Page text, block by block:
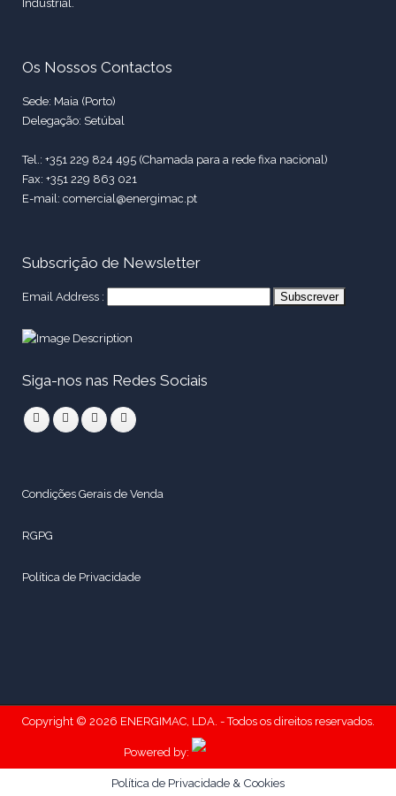
Industrial.
Os Nossos Contactos
Sede: Maia (Porto)
Delegação: Setúbal
Tel.: +351 229 824 495 (Chamada para a rede fixa nacional)
Fax: +351 229 863 021
E-mail: comercial@energimac.pt
Subscrição de Newsletter
Email Address :
Siga-nos nas Redes Sociais
Condições Gerais de Venda
RGPG
Política de Privacidade
Copyright © 2026 ENERGIMAC, LDA. - Todos os direitos reservados.
Powered by:
Política de Privacidade & Cookies